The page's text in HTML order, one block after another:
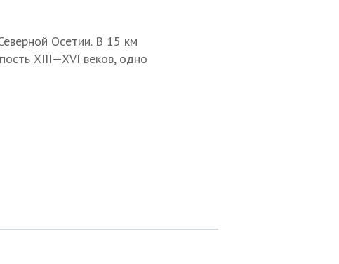
Осетии. В 15 км
XIII—XVI веков,одно